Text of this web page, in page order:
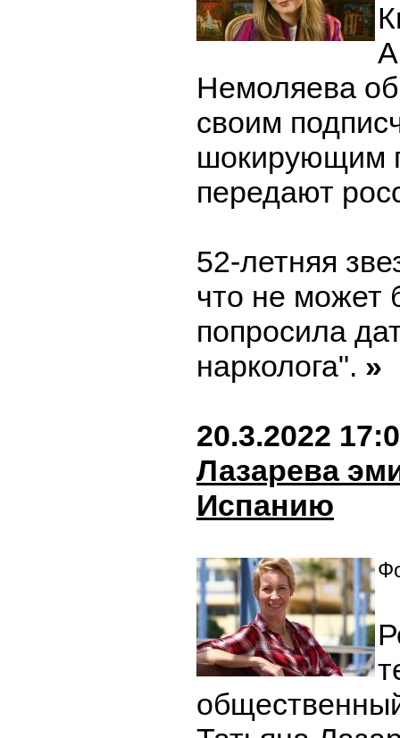
Немоляева
своим
шокирующим
передают
52-летняя
что не может
попросила
нарколога". »
20.3.2022
Лазарева
Испанию